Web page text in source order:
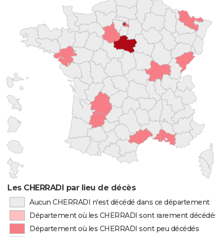
Les CHERRADI par lieu de décès
Aucun CHERRADI n'est décédé dans ce département
Département où les CHERRADI sont rarement décédés
Département où les CHERRADI sont peu décédés